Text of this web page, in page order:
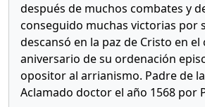
después de muchos combates y
conseguido muchas victorias por
descansó en la paz de Cristo en el
aniversario de su ordenación
opositor al arrianismo. Padre de
Aclamado doctor el año 1568 por